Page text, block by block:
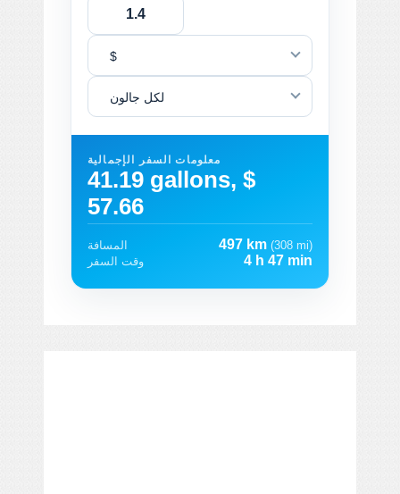
$
لكل جالون
معلومات السفر الإجمالية
41.19 gallons, $
57.66
المسافة 497 km (308 mi)
وقت السفر
4 h 47 min